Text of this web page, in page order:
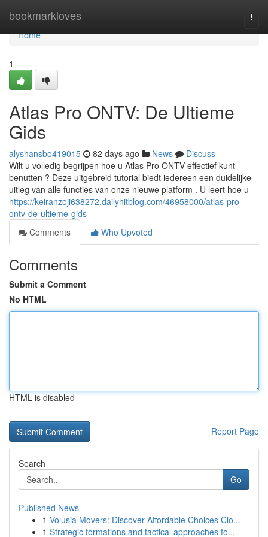
bookmarkloves
Home
Home
1
Atlas Pro ONTV: De Ultieme
Gids
alyshansbo419015 82 days ago News
Discuss
Wilt u volledig begrijpen hoe u Atlas Pro ONTV effectief kunt
benutten ? Deze uitgebreid tutorial biedt iedereen een duidelijke
uitleg van alle functies van onze nieuwe platform . U leert hoe u
https://keiranzoji638272.dailyhitblog.com/46958000/atlas-pro-
ontv-de-ultieme-gids
Comments
Who Upvoted
Comments
Submit a Comment
No HTML
HTML is disabled
Report Page
Search
Go
Published News
1 Volusia Movers: Discover Affordable Choices Clo...
1 Strategic formations and tactical approaches fo...